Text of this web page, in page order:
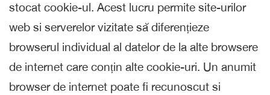
stocat cookie-ul. Acest lucru permite site-urilor
web si serverelor vizitate să diferențieze
browserul individual al datelor de la alte browsere
de internet care conțin alte cookie-uri. Un anumit
browser de internet poate fi recunoscut si